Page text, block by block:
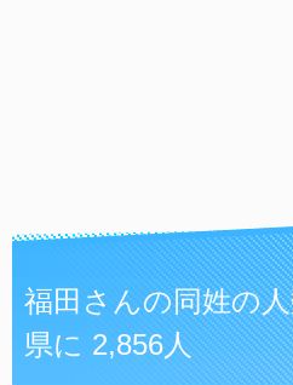
福田さんの同姓の
県に 2,856人